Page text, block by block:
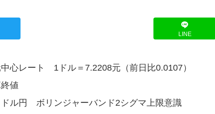
LINE
心レート 1ドル＝7.2208元（前日比0.0107）
値
ル円 ボリンジャーバンド2シグマ上限意識